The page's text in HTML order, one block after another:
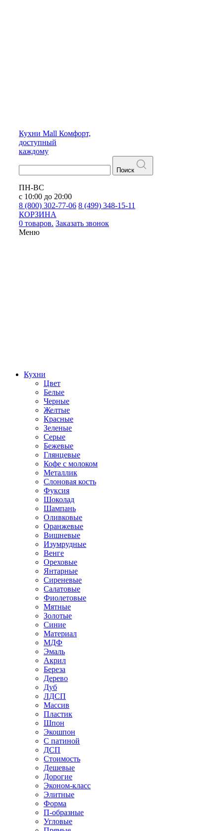
Кухни Mall Комфорт,
доступный
каждому
Поиск
ПН-ВС
с 10:00 до 20:00
8 (800) 302-77-06 8 (499) 348-15-11
КОРЗИНА
0 товаров. Заказать звонок
Меню
Кухни
Цвет
Белые
Черные
Желтые
Красные
Зеленые
Серые
Бежевые
Глянцевые
Кофе с молоком
Металлик
Слоновая кость
Фуксия
Шоколад
Шампань
Оливковые
Оранжевые
Вишневые
Изумрудные
Венге
Ореховые
Янтарные
Сиреневые
Салатовые
Фиолетовые
Мятные
Золотые
Синие
Материал
МДФ
Эмаль
Акрил
Береза
Дерево
Дуб
ЛДСП
Массив
Пластик
Шпон
Экошпон
С патиной
ДСП
Стоимость
Дешевые
Дорогие
Эконом-класс
Элитные
Форма
П-образные
Угловые